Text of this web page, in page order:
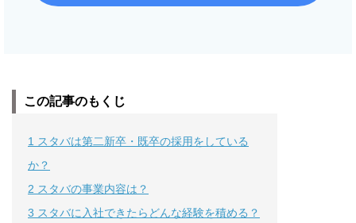
この記事のもくじ
1 スタバは第二新卒・既卒の採用をしている
か？
2 スタバの事業内容は？
3 スタバに入社できたらどんな経験を積める？